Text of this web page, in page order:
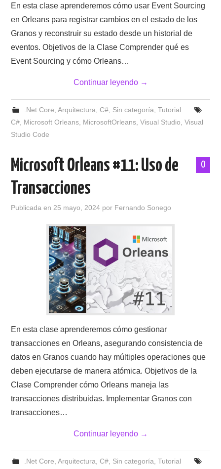
En esta clase aprenderemos cómo usar Event Sourcing
en Orleans para registrar cambios en el estado de los
Granos y reconstruir su estado desde un historial de
eventos. Objetivos de la Clase Comprender qué es
Event Sourcing y cómo Orleans…
Continuar leyendo →
.Net Core, Arquitectura, C#, Sin categoría, Tutorial
C#, Microsoft Orleans, MicrosoftOrleans,Visual Studio,Visual
Studio Code
0
Microsoft Orleans #11: Uso de
Transacciones
Publicada en25 mayo, 2024 por Fernando Sonego
En esta clase aprenderemos cómo gestionar
transacciones en Orleans, asegurando consistencia de
datos en Granos cuando hay múltiples operaciones que
deben ejecutarse de manera atómica. Objetivos de la
Clase Comprender cómo Orleans maneja las
transacciones distribuidas. Implementar Granos con
transacciones…
Continuar leyendo →
.Net Core, Arquitectura, C#, Sin categoría, Tutorial